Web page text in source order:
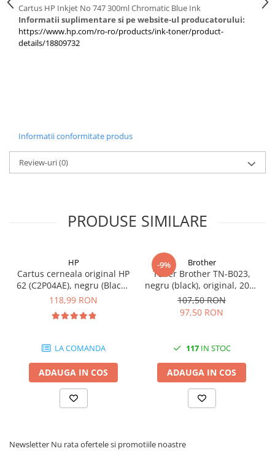
PC Gaming
Workstation
All-in-One PC
Componente
Placi video
Procesoare
SSD-uri interne
Carcase
Coolere CPU
Ventilatoare
Pasta termica
Placi video profesionale
SSD-uri externe
Hard disk-uri externe
Cartus HP Inkjet No 747 300ml Chromatic Blue Ink
Informatii suplimentare si pe website-ul producatorului:
https://www.hp.com/ro-ro/products/ink-toner/product-
details/18809732
Informatii conformitate produs
Review-uri(0)
PRODUSE SIMILARE
HP
Cartus cerneala original HP
62 (C2P04AE), negru (Black),
200 pagini
118,99 RON
LA COMANDA
ADAUGA IN COS
-9% Brother
Toner Brother TN-B023,
negru (black), original, 2000
pagini
107,50 RON
97,50 RON
117IN STOC
ADAUGA IN COS
Newsletter Nu rata ofertele si promotiile noastre